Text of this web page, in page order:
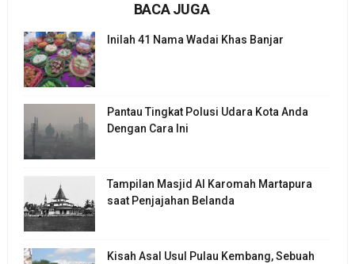
BACA JUGA
Inilah 41 Nama Wadai Khas Banjar
Pantau Tingkat Polusi Udara Kota Anda
Dengan Cara Ini
Tampilan Masjid Al Karomah Martapura
saat Penjajahan Belanda
Kisah Asal Usul Pulau Kembang, Sebuah